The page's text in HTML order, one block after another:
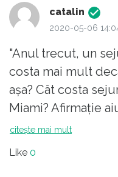
prostituează
sărăcie pentru a
salariu minim....
Acesti CEO, nu
distrug omenirea.
contribuie valoric
fapt la bunăstarea
interese sugand
catalin
2020-05-06
"Anul trecut, un
costa mai mult
așa? Cât costa
Miami? Afirmație
citește mai mult
Like 0